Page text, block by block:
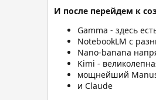
И после перейдем к
Gamma - здесь
NotebookLM с
Nano-banana
Kimi -
мощнейший
и Claude